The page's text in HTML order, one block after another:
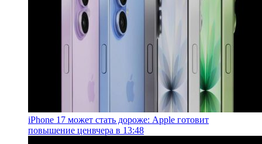
iPhone 17 может стать дороже: Apple готовит
повышение ценвчера в 13:48